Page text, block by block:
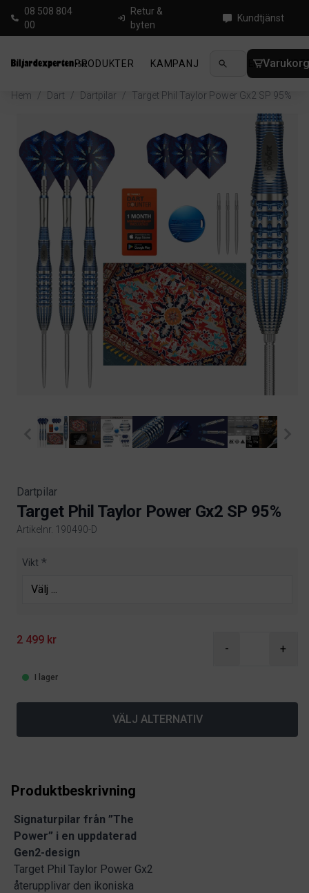
08 508 804
00
Retur &
byten
Kundtjänst
PRODUKTER KAMPANJ NYHETER
Hem / Dart / Dartpilar / Target Phil Taylor Power Gx2 SP 95%
Dartpilar
Target Phil Taylor Power Gx2 SP 95%
Artikelnr. 190490-D
Product information
Vikt
2 499 kr
- +
I lager
VÄLJ ALTERNATIV
Produktbeskrivning
Signaturpilar från ”The
Power” i en uppdaterad
Gen2-design
Target Phil Taylor Power Gx2
återupplivar den ikoniska